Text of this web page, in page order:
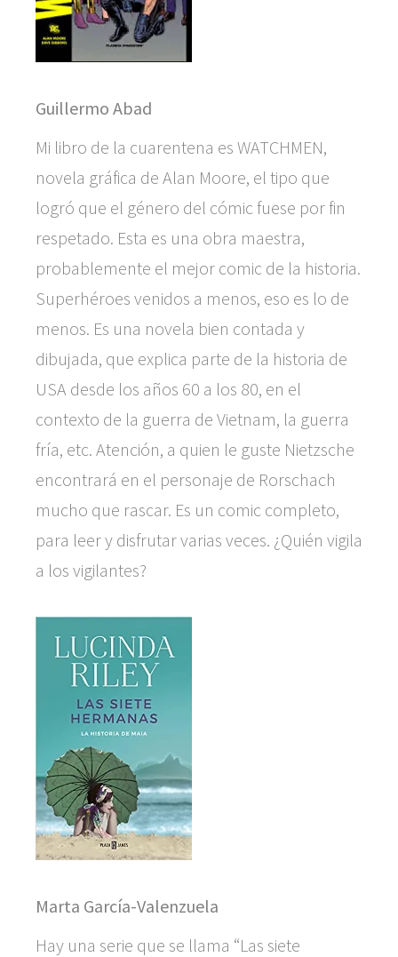
Guillermo Abad
Mi libro de la cuarentena es WATCHMEN,
novela gráfica de Alan Moore, el tipo que
logró que el género del cómic fuese por fin
respetado. Esta es una obra maestra,
probablemente el mejor comic de la historia.
Superhéroes venidos a menos, eso es lo de
menos. Es una novela bien contada y
dibujada, que explica parte de la historia de
USA desde los años 60 a los 80, en el
contexto de la guerra de Vietnam, la guerra
fría, etc. Atención, a quien le guste Nietzsche
encontrará en el personaje de Rorschach
mucho que rascar. Es un comic completo,
para leer y disfrutar varias veces. ¿Quién vigila
a los vigilantes?
Marta García-Valenzuela
Hay una serie que se llama “Las siete